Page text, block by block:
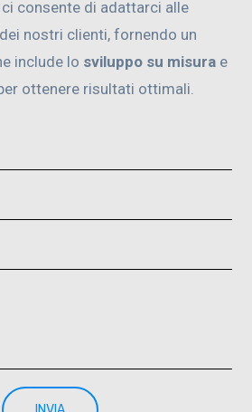
consente di adattarci alle
nostri clienti, fornendo un
include lo sviluppo su misura e
ottenere risultati ottimali.